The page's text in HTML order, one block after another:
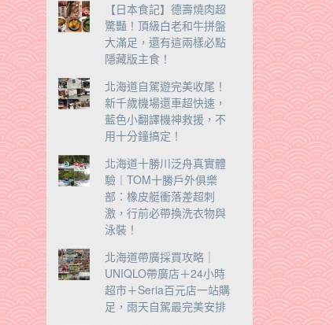
【日本食記】德壽燒肉超
驚豔！頂級白老和牛拼盤
大滿足，還有這兩樣必點
隱藏版主食！
北海道自駕遊完美收尾！
新千歲機場還車超快速，
藍色小翻譯機神救援，不
用十分鐘搞定！
北海道十勝川泛舟真實體
驗｜TOM十勝戶外俱樂
部：橡皮艇衝落差超刺
激，行前必帶換洗衣物與
泳裝！
北海道帶廣採買攻略｜
UNIQLO帶廣店＋24小時
超市＋Seria百元店一站購
足，雨天自駕最完美安排